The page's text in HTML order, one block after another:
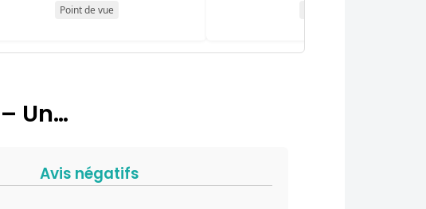
Point de vue
Un…
Avis négatifs